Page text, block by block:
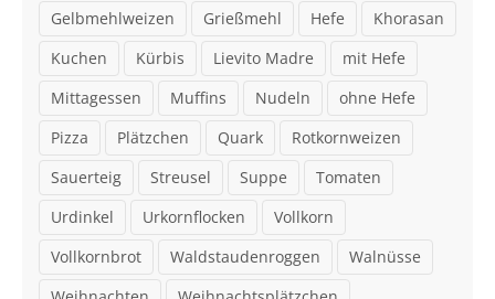
Gelbmehlweizen
Grießmehl Hefe
Khorasan
Kuchen
Kürbis Lievito Madre
mit Hefe
Mittagessen
Muffins Nudeln
ohne Hefe
Pizza
Plätzchen Quark
Rotkornweizen
Sauerteig
Streusel Suppe
Tomaten
Urdinkel
Urkornflocken
Vollkorn
Vollkornbrot
Waldstaudenroggen
Walnüsse